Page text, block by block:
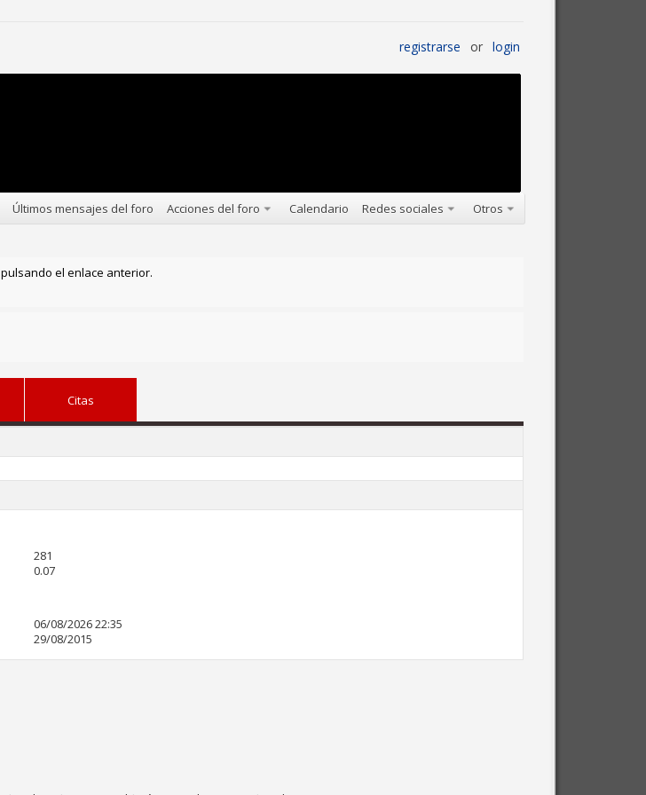
registrarse or login
Últimos mensajes del foro Acciones del foro Calendario Redes sociales Otros
pulsando el enlace anterior.
Citas
281
0.07
06/08/202622:35
29/08/2015